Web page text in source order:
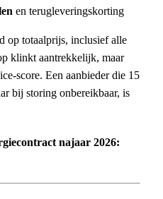
en terugleveringskorting
op totaalprijs, inclusief alle
klinkt aantrekkelijk, maar
score. Een aanbieder die 15
bij storing onbereikbaar, is
najaar 2026: